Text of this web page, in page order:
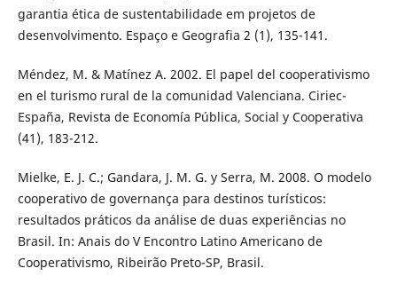
garantia ética de sustentabilidade em projetos de
desenvolvimento. Espaço e Geografia 2 (1), 135-141.
Méndez, M. & Matínez A. 2002. El papel del cooperativismo
en el turismo rural de la comunidad Valenciana. Ciriec-
España, Revista de Economía Pública, Social y Cooperativa
(41), 183-212.
Mielke, E. J. C.; Gandara, J. M. G. y Serra, M. 2008. O modelo
cooperativo de governança para destinos turísticos:
resultados práticos da análise de duas experiências no
Brasil. In: Anais do V Encontro Latino Americano de
Cooperativismo, Ribeirão Preto-SP, Brasil.